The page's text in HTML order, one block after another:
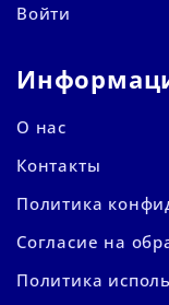
Войти
О нас
Контакты
Политика
Согласие на
Политика